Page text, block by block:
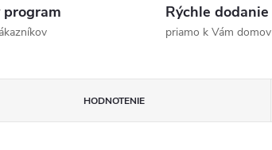
Rýchle dodanie
priamo k Vám domov
HODNOTENIE